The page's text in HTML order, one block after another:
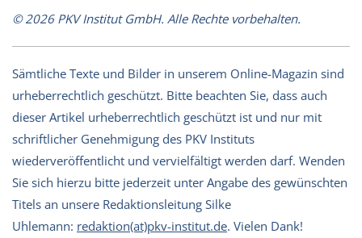
© 2026 PKV Institut GmbH. Alle Rechte vorbehalten.
Sämtliche Texte und Bilder in unserem Online-Magazin sind
urheberrechtlich geschützt. Bitte beachten Sie, dass auch
dieser Artikel urheberrechtlich geschützt ist und nur mit
schriftlicher Genehmigung des PKV Instituts
wiederveröffentlicht und vervielfältigt werden darf. Wenden
Sie sich hierzu bitte jederzeit unter Angabe des gewünschten
Titels an unsere Redaktionsleitung Silke
Uhlemann: redaktion(at)pkv-institut.de. Vielen Dank!